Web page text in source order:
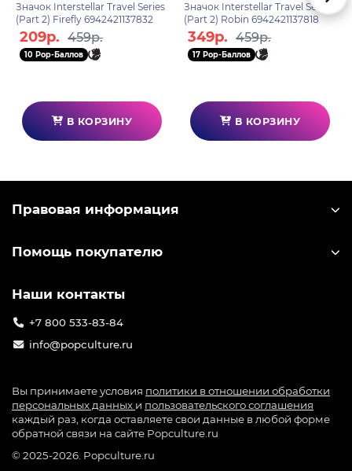
Значок Interstellar Travel Series
(Part 2) Firefly 6942421137832
209р. 459р.
10 Pop-Баллов
В КОРЗИНУ
Значок Interstellar Travel Series
(Part 2) Robin 6942421137818
349р. 459р.
17 Pop-Баллов
В КОРЗИНУ
Правовая информация
Помощь покупателю
Наши контакты
+7 800 533-83-84
info@popculture.ru
Вы принимаете условия политики в отношении обработки
персональных данных и пользовательского соглашения
каждый раз, когда оставляете свои данные в любой форме
обратной связи на сайте Popculture.ru
© 2025-2026. Popculture.ru